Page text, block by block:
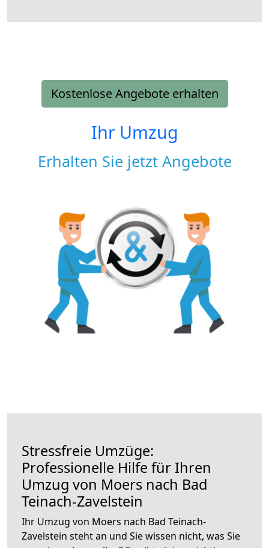
Kostenlose Angebote erhalten
Ihr Umzug
Erhalten Sie jetzt Angebote
Stressfreie Umzüge:
Professionelle Hilfe für Ihren
Umzug von Moers nach Bad
Teinach-Zavelstein
Ihr Umzug von Moers nach Bad Teinach-
Zavelstein steht an und Sie wissen nicht, was Sie